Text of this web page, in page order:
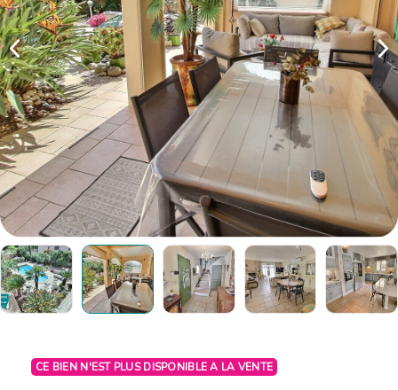
CE BIEN N'EST PLUS DISPONIBLE A LA VENTE